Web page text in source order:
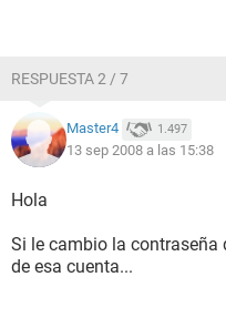
RESPUESTA 2 / 7
Master4 1.497
13 sep 2008 a las 15:38
Hola
Si le cambio la contraseña
de esa cuenta...